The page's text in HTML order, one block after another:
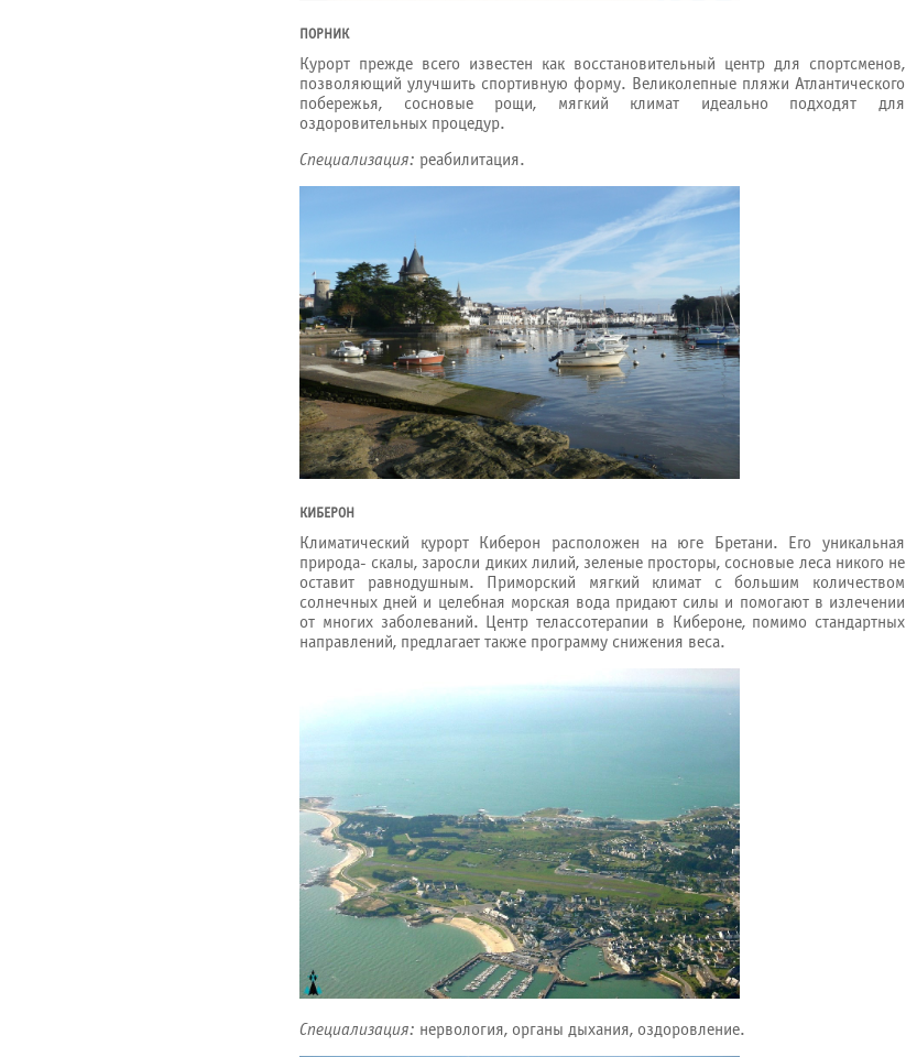
ПОРНИК
Курорт прежде всего известен как восстановительный центр для спортсменов,
позволяющий улучшить спортивную форму. Великолепные пляжи Атлантического
побережья, сосновые рощи, мягкий климат идеально подходят для
оздоровительных процедур.
Специализация: реабилитация.
КИБЕРОН
Климатический курорт Киберон расположен на юге Бретани. Его уникальная
природа- скалы, заросли диких лилий, зеленые просторы, сосновые леса никого не
оставит равнодушным. Приморский мягкий климат с большим количеством
солнечных дней и целебная морская вода придают силы и помогают в излечении
от многих заболеваний. Центр телассотерапии в Кибероне, помимо стандартных
направлений, предлагает также программу снижения веса.
Специализация: нервология, органы дыхания, оздоровление.